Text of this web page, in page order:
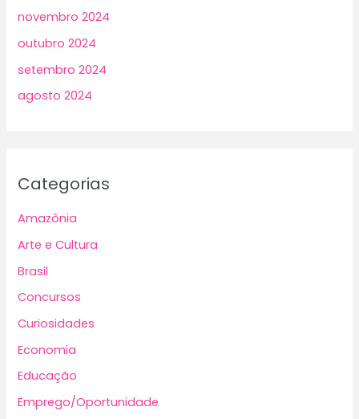
novembro 2024
outubro 2024
setembro 2024
agosto 2024
Categorias
Amazônia
Arte e Cultura
Brasil
Concursos
Curiosidades
Economia
Educação
Emprego/Oportunidade